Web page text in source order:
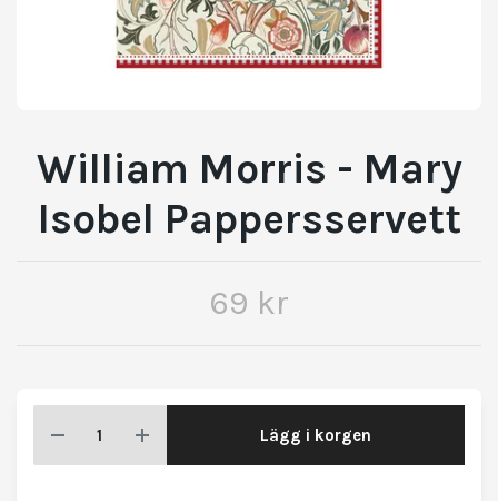
William Morris - Mary
Isobel Pappersservett
69 kr
Lägg i korgen